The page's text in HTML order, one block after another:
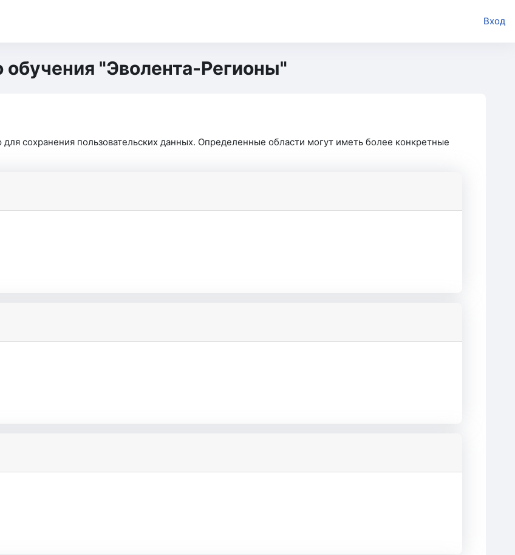
Вход
"Эволента-Регионы"
сохранения пользовательских данных. Определенные области могут иметь более конкретные